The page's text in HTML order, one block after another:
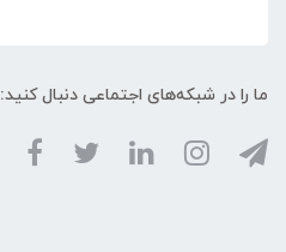
ما را در شبکه‌های اجتماعی دنبال کنید: